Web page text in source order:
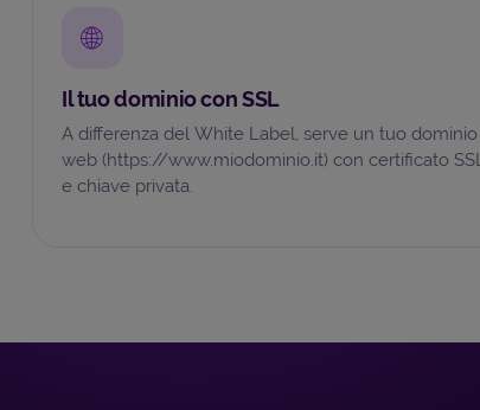
🌐
Il tuo dominio con SSL
A differenza del White Label, serve un tuo dominio
web (https://www.miodominio.it) con certificato SSL
e chiave privata.